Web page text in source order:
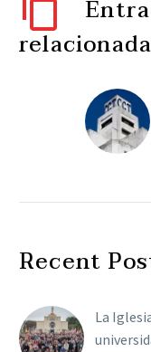
Recent
La